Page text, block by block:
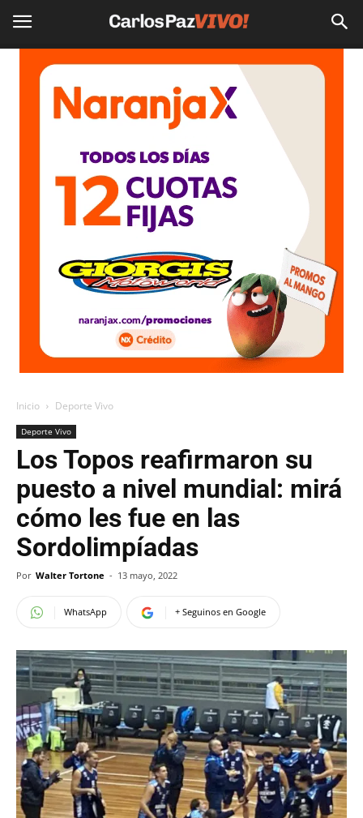
Inicio Deporte Vivo
Deporte Vivo
Los Topos reafirmaron su
puesto a nivel mundial: mirá
cómo les fue en las
Sordolimpíadas
Por Walter Tortone - 13 mayo, 2022
WhatsApp + Seguinos en Google